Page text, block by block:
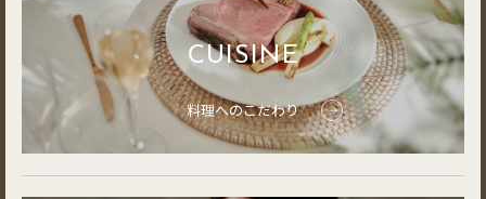
CUISINE
料理へのこだわり